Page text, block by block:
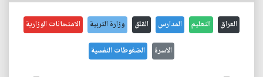
العراق التعليم المدارس القلق وزارة التربية الامتحانات الوزارية
الاسرة الضغوطات النفسية